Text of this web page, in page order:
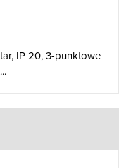
IP 20, 3-punktowe